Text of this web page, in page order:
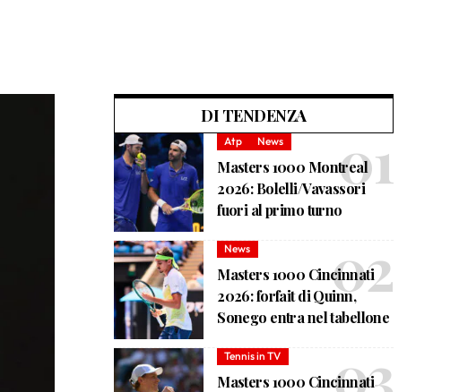
DI TENDENZA
Atp News
Masters 1000 Montreal
2026: Bolelli/Vavassori
fuori al primo turno
News
Masters 1000 Cincinnati
2026: forfait di Quinn,
Sonego entra nel tabellone
Tennis in TV
Masters 1000 Cincinnati